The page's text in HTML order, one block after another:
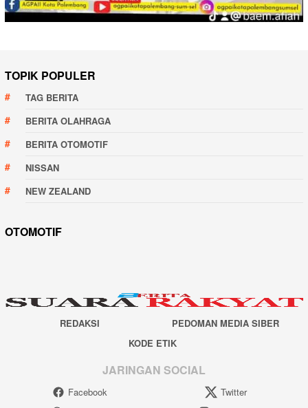
TOPIK POPULER
TAG BERITA
BERITA OLAHRAGA
BERITA OTOMOTIF
NISSAN
NEW ZEALAND
OTOMOTIF
REDAKSI
PEDOMAN MEDIA SIBER
KODE ETIK
JARINGAN SOCIAL
Facebook
Twitter